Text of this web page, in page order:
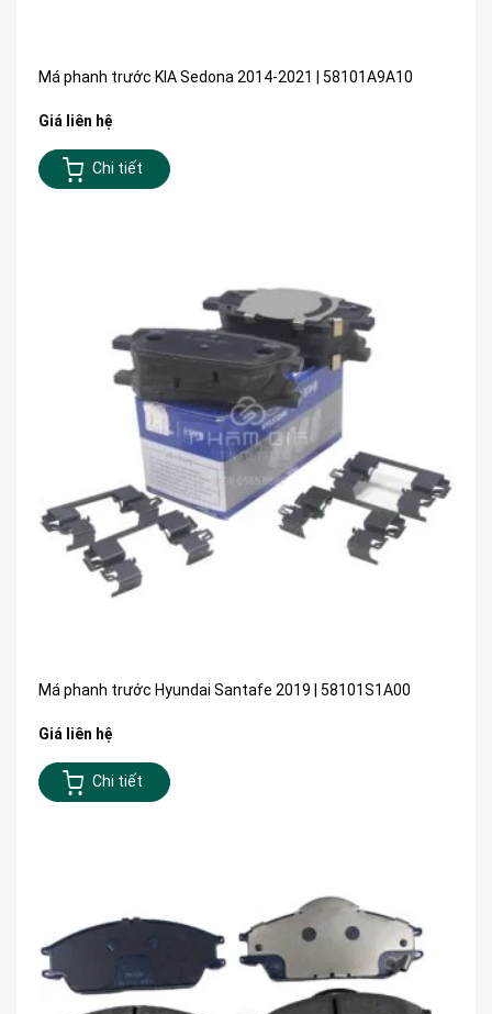
Má phanh trước KIA Sedona 2014-2021 | 58101A9A10
Giá liên hệ
Chi tiết
Má phanh trước Hyundai Santafe 2019 | 58101S1A00
Giá liên hệ
Chi tiết